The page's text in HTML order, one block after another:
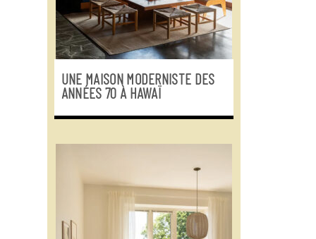
UNE MAISON MODERNISTE DES
ANNÉES 70 À HAWAÏ